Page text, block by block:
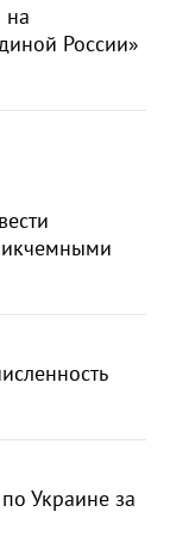
на
России»
Украине за